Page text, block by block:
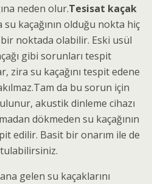
neden olur.Tesisat kaçak
kaçağının olduğu nokta hiç
noktada olabilir. Eski usül
gibi sorunları tespit
zira su kaçağını tespit edene
da bu sorun için
akustik dinleme cihazı
dökmeden su kaçağının
edilir. Basit bir onarım ile de
gelen su kaçaklarını